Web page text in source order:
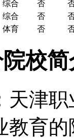
综合 否
综合 否
体育 否
校简
天津
教育